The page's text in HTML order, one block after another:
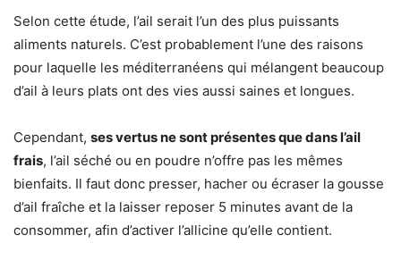
Selon cette étude, l’ail serait l’un des plus puissants
aliments naturels. C’est probablement l’une des raisons
pour laquelle les méditerranéens qui mélangent beaucoup
d’ail à leurs plats ont des vies aussi saines et longues.
Cependant, ses vertus ne sont présentes que dans l’ail
frais, l’ail séché ou en poudre n’offre pas les mêmes
bienfaits. Il faut donc presser, hacher ou écraser la gousse
d’ail fraîche et la laisser reposer 5 minutes avant de la
consommer, afin d’activer l’allicine qu’elle contient.